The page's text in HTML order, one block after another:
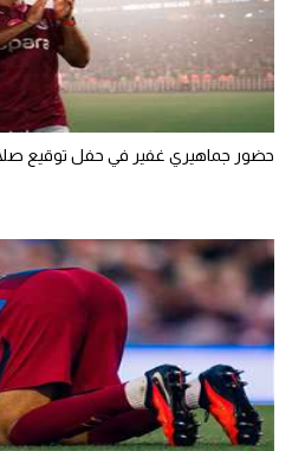
آسيا
أمريكا
ركن الألعاب
ميركاتو
تحقيق في الجول
تقرير في الجول
تحليل في الجول
حضور جماهيري غفير في حفل توقيع